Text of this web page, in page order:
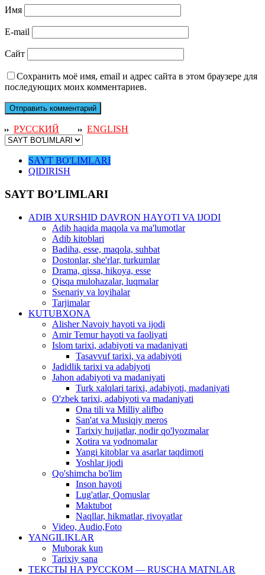
Имя
E-mail
Сайт
Сохранить моё имя, email и адрес сайта в этом браузере для
последующих моих комментариев.
РУССКИЙ ENGLISH
SAYT BO'LIMLARI
QIDIRISH
SAYT BO’LIMLARI
ADIB XURSHID DAVRON HAYOTI VA IJODI
Adib haqida maqola va ma'lumotlar
Adib kitoblari
Badiha, esse, maqola, suhbat
Dostonlar, she'rlar, turkumlar
Drama, qissa, hikoya, esse
Qisqa mulohazalar, luqmalar
Ssenariy va loyihalar
Tarjimalar
KUTUBXONA
Alisher Navoiy hayoti va ijodi
Amir Temur hayoti va faoliyati
Islom tarixi, adabiyoti va madaniyati
Tasavvuf tarixi, va adabiyoti
Jadidlik tarixi va adabiyoti
Jahon adabiyoti va madaniyati
Turk xalqlari tarixi, adabiyoti, madaniyati
O'zbek tarixi, adabiyoti va madaniyati
Ona tili va Milliy alifbo
San'at va Musiqiy meros
Tarixiy hujjatlar, nodir qo'lyozmalar
Xotira va yodnomalar
Yangi kitoblar va asarlar taqdimoti
Yoshlar ijodi
Qo'shimcha bo'lim
Inson hayoti
Lug'atlar, Qomuslar
Maktubot
Naqllar, hikmatlar, rivoyatlar
Video, Audio,Foto
YANGILIKLAR
Muborak kun
Tarixiy sana
ТЕКСТЫ НА РУССКОМ — RUSCHA MATNLAR